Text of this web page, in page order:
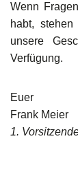
Wenn
habt,
unsere
Verfügung.
Euer
Frank Meier
1.